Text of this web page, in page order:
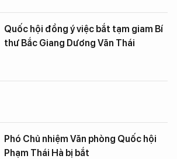
Quốc hội đồng ý việc bắt tạm giam Bí
thư Bắc Giang Dương Văn Thái
Phó Chủ nhiệm Văn phòng Quốc hội
Phạm Thái Hà bị bắt